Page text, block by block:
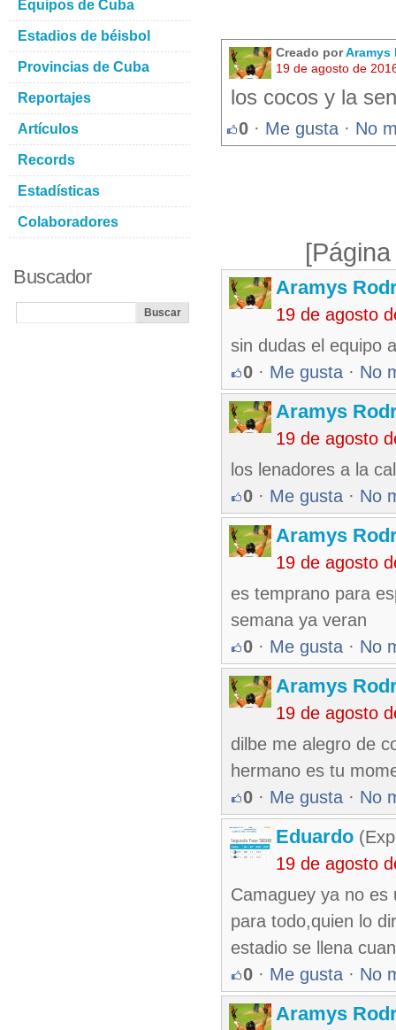
Creado porAramys
19 de agosto de
los cocos y la
0 · Me gusta · No
Aramys
19 de agosto
sin dudas el equipo
0 · Me gusta · No
Aramys
19 de agosto
los lenadores a la
0 · Me gusta · No
Aramys
19 de agosto
es temprano para
semana ya veran
0 · Me gusta · No
Aramys
19 de agosto
dilbe me alegro de
hermano es tu
0 · Me gusta · No
Eduardo
19 de agosto
Camaguey ya no es
para todo,quien lo
estadio se llena
0 · Me gusta · No
Aramys
Equipos de Cuba
Estadios de béisbol
Provincias de Cuba
Reportajes
Artículos
Records
Estadísticas
Colaboradores
Buscador